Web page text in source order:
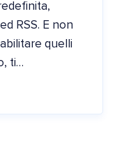
RSS. E non
quelli
ti…